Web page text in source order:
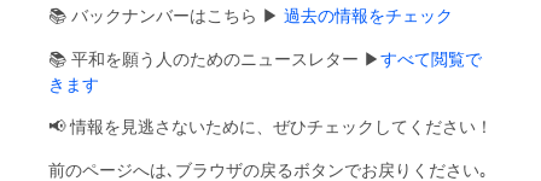
📚 バックナンバーはこちら ▶ 過去の情報をチェック
📚 平和を願う人のためのニュースレター ▶すべて閲覧で
きます
📢 情報を見逃さないために、ぜひチェックしてください！
前のページへは､ブラウザの戻るボタンでお戻りください｡